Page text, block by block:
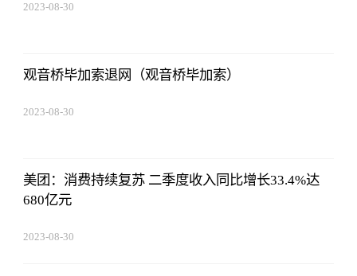
2023-08-30
观音桥毕加索退网（观音桥毕加索）
2023-08-30
美团：消费持续复苏 二季度收入同比增长33.4%达
680亿元
2023-08-30